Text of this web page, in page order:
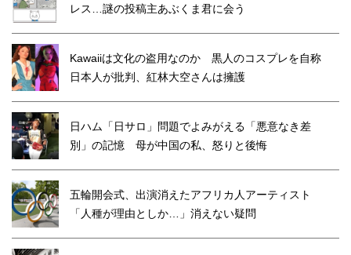
レス…謎の投稿主あぶくま君に会う
Kawaiiは文化の盗用なのか 黒人のコスプレを自称
日本人が批判、紅林大空さんは擁護
日ハム「日サロ」問題でよみがえる「悪意なき差
別」の記憶 母が中国の私、怒りと後悔
五輪開会式、出演消えたアフリカ人アーティスト
「人種が理由としか…」消えない疑問